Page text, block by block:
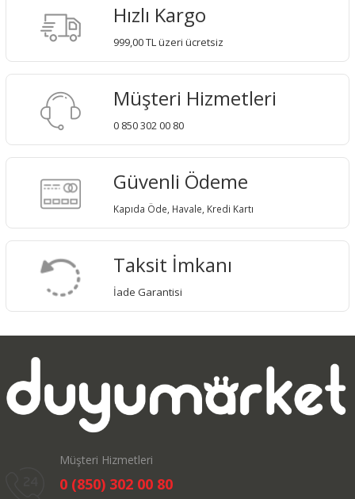
Hızlı Kargo
999,00 TL üzeri ücretsiz
Müşteri Hizmetleri
0 850 302 00 80
Güvenli Ödeme
Kapıda Öde, Havale, Kredi Kartı
Taksit İmkanı
İade Garantisi
Müşteri Hizmetleri
0 (850) 302 00 80